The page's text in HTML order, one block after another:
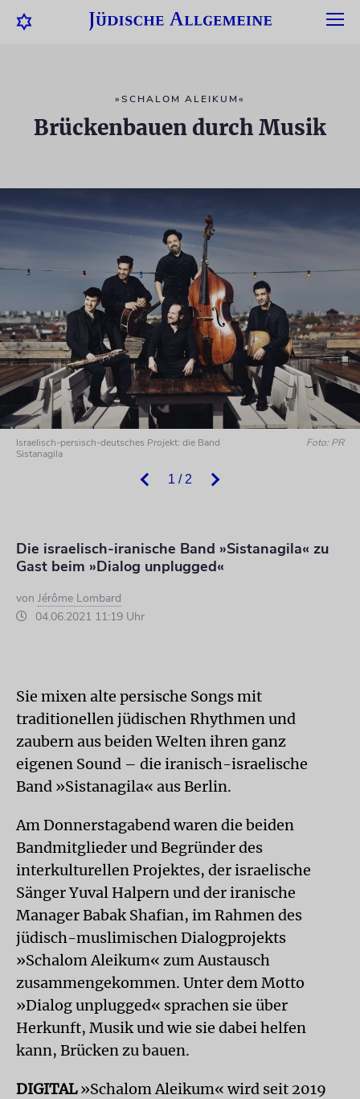
»SCHALOM ALEIKUM«
Brückenbauen durch Musik
1 / 2
Israelisch-persisch-deutsches Projekt: die Band
Sistanagila
Foto: PR
Die israelisch-iranische Band »Sistanagila« zu
Gast beim »Dialog unplugged«
von Jérôme Lombard
04.06.2021 11:19 Uhr
Sie mixen alte persische Songs mit
traditionellen jüdischen Rhythmen und
zaubern aus beiden Welten ihren ganz
eigenen Sound – die iranisch-israelische
Band »Sistanagila« aus Berlin.
Am Donnerstagabend waren die beiden
Bandmitglieder und Begründer des
interkulturellen Projektes, der israelische
Sänger Yuval Halpern und der iranische
Manager Babak Shafian, im Rahmen des
jüdisch-muslimischen Dialogprojekts
»Schalom Aleikum« zum Austausch
zusammengekommen. Unter dem Motto
»Dialog unplugged« sprachen sie über
Herkunft, Musik und wie sie dabei helfen
kann, Brücken zu bauen.
DIGITAL»Schalom Aleikum« wird seit 2019